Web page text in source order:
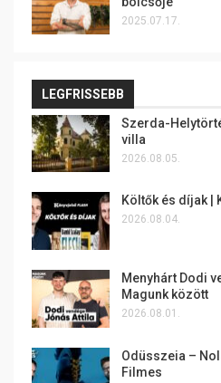
2025.07.17.
LEGFRISSEBB
Szerda-
villa
2026.08.05.
Költők és díjak |
2026.08.04.
Menyhárt Dodi
Magunk között
2026.08.01.
Odüsszeia –
Filmes